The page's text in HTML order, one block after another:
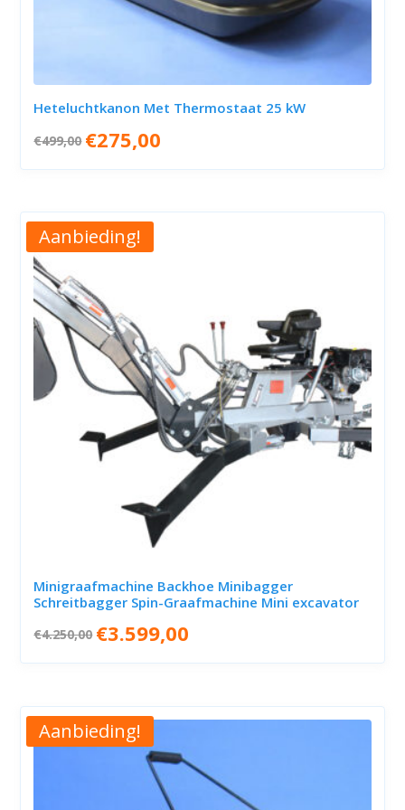
Heteluchtkanon Met Thermostaat 25 kW
€499,00 Oorspronkelijke
prijs
was:
€275,00
is:
Aanbieding!
Minigraafmachine Backhoe Minibagger
Schreitbagger Spin-Graafmachine Mini excavator
€4.250,00 Oorspronkelijke
was:
€3.599,00
is:
Aanbieding!